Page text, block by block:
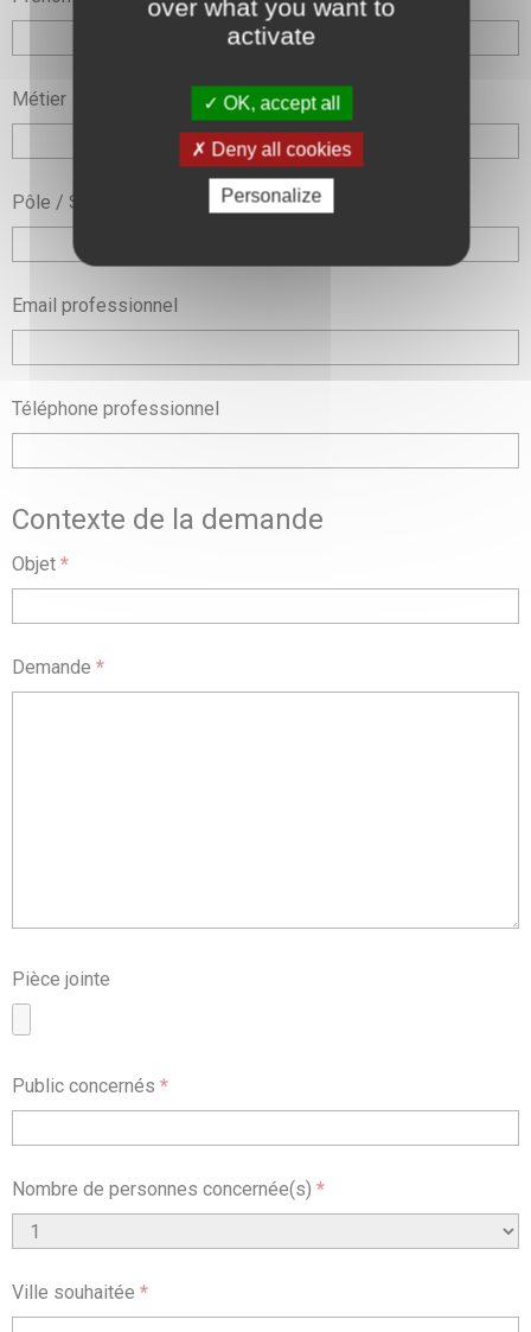
Métier
Pôle / Service
Email professionnel
Téléphone professionnel
Contexte de la demande
Objet *
Demande *
Pièce jointe
Public concernés *
Nombre de personnes concernée(s) *
Ville souhaitée *
over what you want to
activate
OK, accept all
Deny all cookies
Personalize